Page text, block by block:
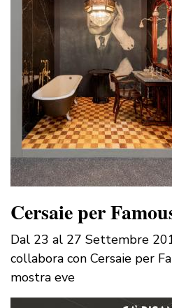
Cersaie per
Dal 23 al 27 Settembre
collabora con Cersaie per
mostra eve